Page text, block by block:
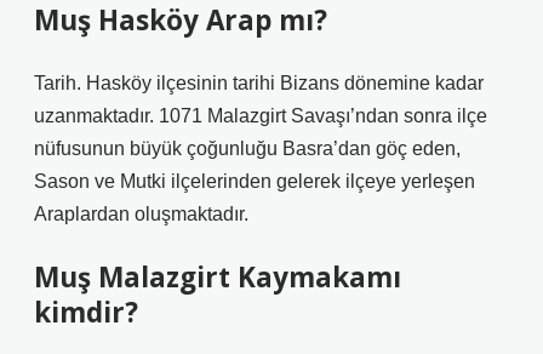
Muş Hasköy Arap mı?
Tarih. Hasköy ilçesinin tarihi Bizans dönemine kadar
uzanmaktadır. 1071 Malazgirt Savaşı’ndan sonra ilçe
nüfusunun büyük çoğunluğu Basra’dan göç eden,
Sason ve Mutki ilçelerinden gelerek ilçeye yerleşen
Araplardan oluşmaktadır.
Muş Malazgirt Kaymakamı
kimdir?